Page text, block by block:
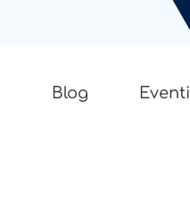
Blog Eventi